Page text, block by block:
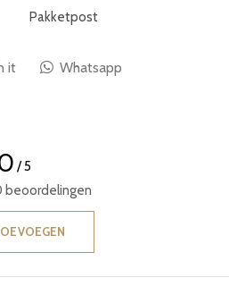
Pakketpost
it Whatsapp
/ 5
beoordelingen